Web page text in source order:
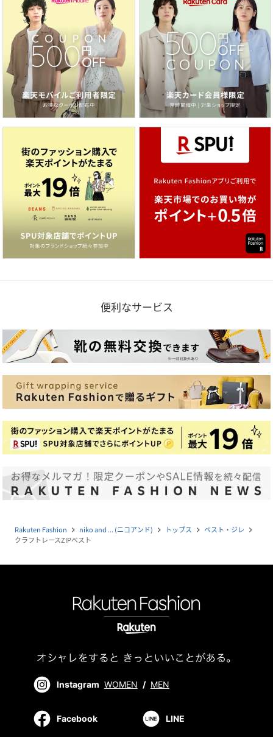
便利なサービス
Rakuten Fashion navigate_next niko and ... (ニコアンド) navigate_next トップス navigate_next ベスト・ジレ navigate_next
クラフトレースZIPベスト
Instagram WOMEN / MEN
Facebook LINE